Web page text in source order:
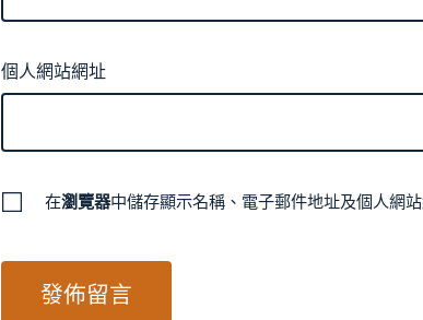
個人網站網址
在瀏覽器中儲存顯示名稱、電子郵件地址及個人網